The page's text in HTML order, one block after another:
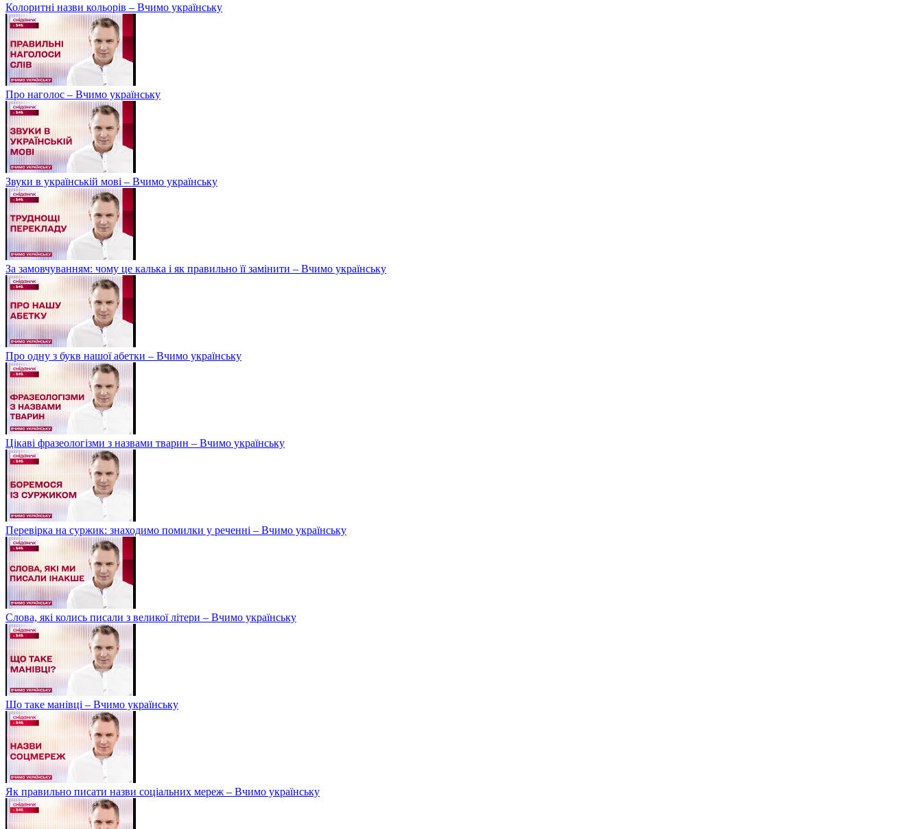
Колоритні назви кольорів – Вчимо українську
Про наголос – Вчимо українську
Звуки в українській мові – Вчимо українську
За замовчуванням: чому це калька і як правильно її замінити – Вчимо українську
Про одну з букв нашої абетки – Вчимо українську
Цікаві фразеологізми з назвами тварин – Вчимо українську
Перевірка на суржик: знаходимо помилки у реченні – Вчимо українську
Слова, які колись писали з великої літери – Вчимо українську
Що таке манівці – Вчимо українську
Як правильно писати назви соціальних мереж – Вчимо українську